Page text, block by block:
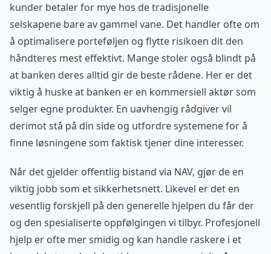
kunder betaler for mye hos de tradisjonelle
selskapene bare av gammel vane. Det handler ofte om
å optimalisere porteføljen og flytte risikoen dit den
håndteres mest effektivt. Mange stoler også blindt på
at banken deres alltid gir de beste rådene. Her er det
viktig å huske at banken er en kommersiell aktør som
selger egne produkter. En uavhengig rådgiver vil
derimot stå på din side og utfordre systemene for å
finne løsningene som faktisk tjener dine interesser.
Når det gjelder offentlig bistand via NAV, gjør de en
viktig jobb som et sikkerhetsnett. Likevel er det en
vesentlig forskjell på den generelle hjelpen du får der
og den spesialiserte oppfølgingen vi tilbyr. Profesjonell
hjelp er ofte mer smidig og kan handle raskere i et